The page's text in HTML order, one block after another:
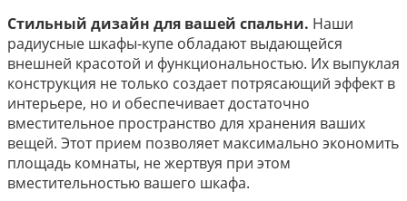
Стильный дизайн для вашей спальни. Наши
радиусные шкафы-купе обладают выдающейся
внешней красотой и функциональностью. Их выпуклая
конструкция не только создает потрясающий эффект в
интерьере, но и обеспечивает достаточно
вместительное пространство для хранения ваших
вещей. Этот прием позволяет максимально экономить
площадь комнаты, не жертвуя при этом
вместительностью вашего шкафа.